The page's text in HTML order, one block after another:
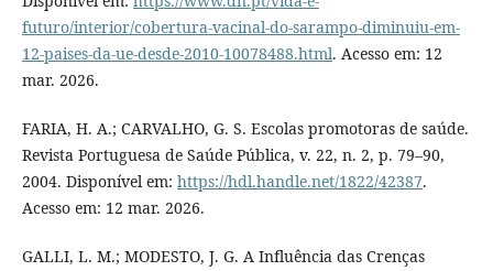
futuro/interior/cobertura-vacinal-do-sarampo-diminuiu-em-
12-paises-da-ue-desde-2010-10078488.html. Acesso em: 12
mar. 2026.
FARIA, H. A.; CARVALHO, G. S. Escolas promotoras de saúde.
Revista Portuguesa de Saúde Pública, v. 22, n. 2, p. 79–90,
2004. Disponível em: https://hdl.handle.net/1822/42387.
Acesso em: 12 mar. 2026.
GALLI, L. M.; MODESTO, J. G. A Influência das Crenças